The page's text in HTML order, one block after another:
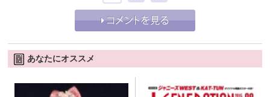
あなたにオススメ